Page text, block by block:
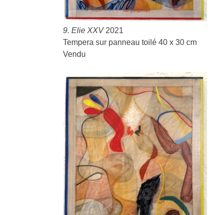
9. Elie XXV 2021
Tempera sur panneau toilé 40 x 30 cm
Vendu